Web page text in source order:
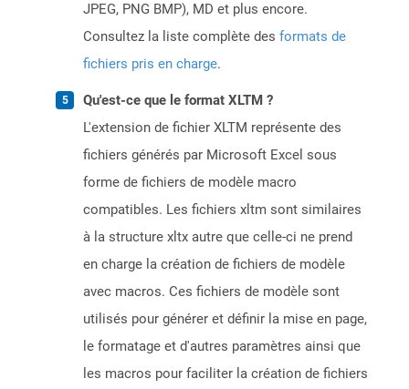
JPEG, PNG BMP), MD et plus encore.
Consultez la liste complète des formats de
fichiers pris en charge.
Qu'est-ce que le format XLTM ?
L'extension de fichier XLTM représente des
fichiers générés par Microsoft Excel sous
forme de fichiers de modèle macro
compatibles. Les fichiers xltm sont similaires
à la structure xltx autre que celle-ci ne prend
en charge la création de fichiers de modèle
avec macros. Ces fichiers de modèle sont
utilisés pour générer et définir la mise en page,
le formatage et d'autres paramètres ainsi que
les macros pour faciliter la création de fichiers